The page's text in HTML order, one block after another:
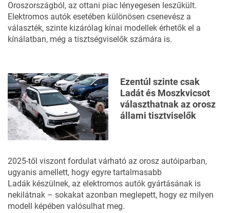
Oroszországból, az ottani piac lényegesen leszűkült.
Elektromos autók esetében különösen csenevész a
választék, szinte kizárólag kínai modellek érhetők el a
kínálatban, még a tisztségviselők számára is.
Ezentúl szinte csak
Ladát és Moszkvicsot
választhatnak az orosz
állami tisztviselők
2025-től viszont fordulat várható az orosz autóiparban,
ugyanis amellett, hogy egyre tartalmasabb
Ladák készülnek, az elektromos autók gyártásának is
nekilátnak – sokakat azonban meglepett, hogy ez milyen
modell képében valósulhat meg.